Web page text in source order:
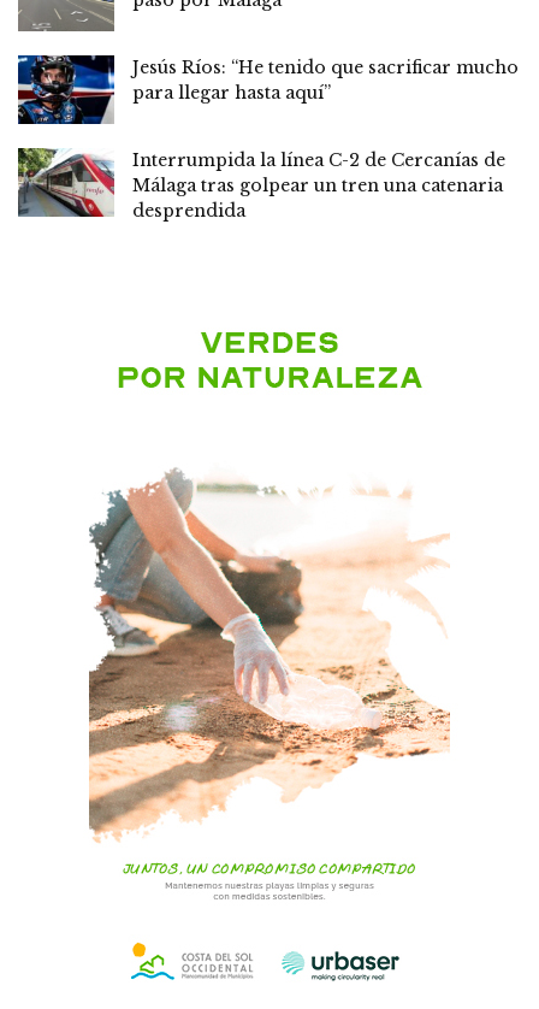
Jesús Ríos: “He tenido que sacrificar mucho
para llegar hasta aquí”
Interrumpida la línea C-2 de Cercanías de
Málaga tras golpear un tren una catenaria
desprendida